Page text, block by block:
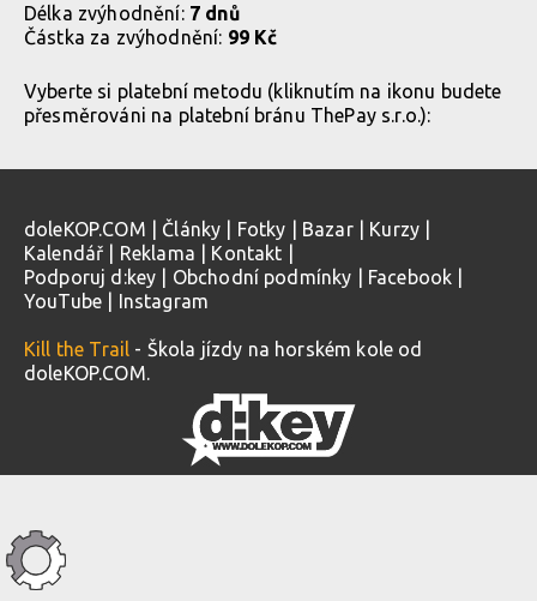
Délka zvýhodnění: 7 dnů
Částka za zvýhodnění: 99 Kč
Vyberte si platební metodu (kliknutím na ikonu budete
přesměrováni na platební bránu ThePay s.r.o.):
doleKOP.COM Články Fotky Bazar| Kurzy
Kalendář
Reklama Kontakt
Podporuj d:key
Obchodní podmínky Facebook
YouTube
Instagram
Kill the Trail - Škola jízdy na horském kole od
doleKOP.COM.